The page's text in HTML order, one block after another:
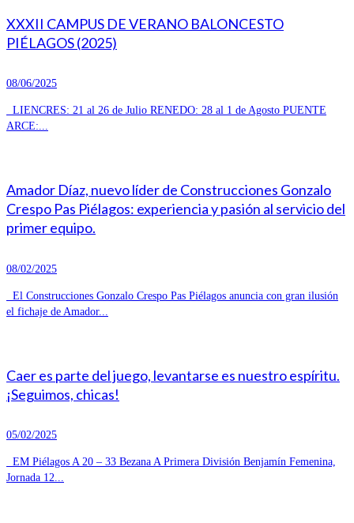
XXXII CAMPUS DE VERANO BALONCESTO
PIÉLAGOS (2025)
08/06/2025
LIENCRES: 21 al 26 de Julio RENEDO: 28 al 1 de Agosto PUENTE
ARCE:...
Amador Díaz, nuevo líder de Construcciones Gonzalo
Crespo Pas Piélagos: experiencia y pasión al servicio del
primer equipo.
08/02/2025
El Construcciones Gonzalo Crespo Pas Piélagos anuncia con gran ilusión
el fichaje de Amador...
Caer es parte del juego, levantarse es nuestro espíritu.
¡Seguimos, chicas!
05/02/2025
EM Piélagos A 20 – 33 Bezana A Primera División Benjamín Femenina,
Jornada 12...